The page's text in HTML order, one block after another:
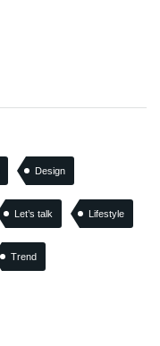
Design
Let’s talk Lifestyle
Trend